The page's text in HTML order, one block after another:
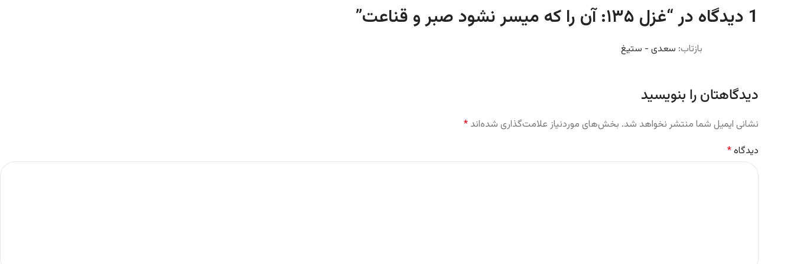
1 دیدگاه در “ غزل ۱۳۵: آن را که میسر نشود صبر و قناعت ”
بازتاب: سعدی - ستیغ
دیدگاهتان را بنویسید
نشانی ایمیل شما منتشر نخواهد شد. بخش‌های موردنیاز علامت‌گذاری شده‌اند *
دیدگاه*